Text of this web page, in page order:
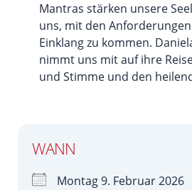
Mantras stärken unsere
uns, mit den
Einklang zu kommen.
nimmt uns mit auf ihre
und Stimme und den
WANN
Montag 9. Februar 2026